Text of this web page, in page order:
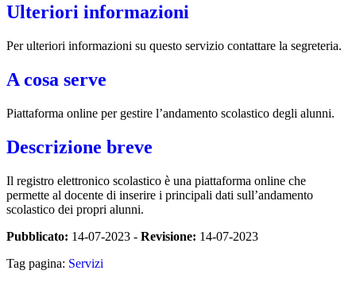
Ulteriori informazioni
Per ulteriori informazioni su questo servizio contattare la segreteria.
A cosa serve
Piattaforma online per gestire l’andamento scolastico degli alunni.
Descrizione breve
Il registro elettronico scolastico è una piattaforma online che
permette al docente di inserire i principali dati sull’andamento
scolastico dei propri alunni.
Pubblicato: 14-07-2023 - Revisione: 14-07-2023
Tag pagina: Servizi